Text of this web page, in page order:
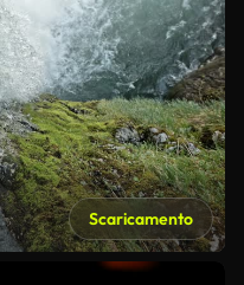
Scaricamento